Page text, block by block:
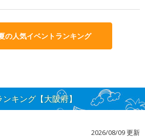
の人気イベントランキング
キング【大阪府】
2026/08/09 更新